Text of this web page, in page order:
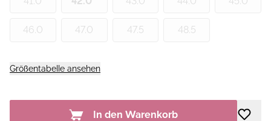
46.0 47.0 47.5 48.5
Größentabelle ansehen
In den Warenkorb